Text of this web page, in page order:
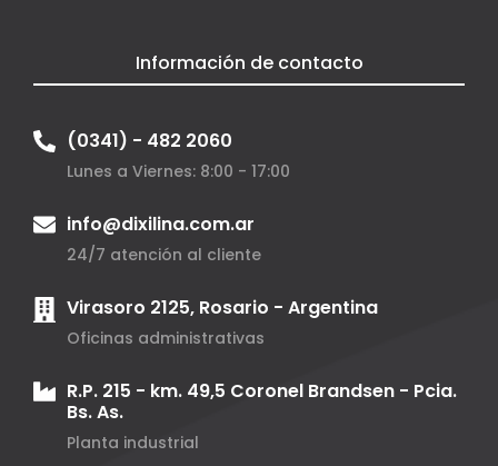
Información de contacto
(0341) - 482 2060
Lunes a Viernes: 8:00 - 17:00
info@dixilina.com.ar
24/7 atención al cliente
Virasoro 2125, Rosario - Argentina
Oficinas administrativas
R.P. 215 - km. 49,5 Coronel Brandsen - Pcia.
Bs. As.
Planta industrial